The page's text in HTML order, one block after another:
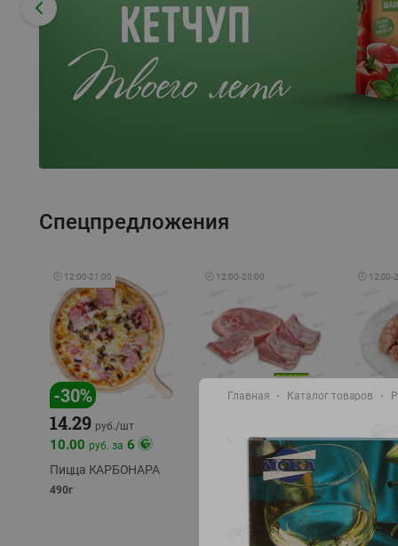
Спецпредложения
🕘 12:00-21:00
-30%
14.29 руб./шт
10.00 руб. за 6
Пицца КАРБОНАРА
490г
🕘 12:00-20:00
руб./кг
Свинина 1 с.
полуфабрикат,
охлажденный 1 кг
фасовка: 1-2кг
🕘 12:00-
-17%
11.99
охлажд
Главная Каталог товаров